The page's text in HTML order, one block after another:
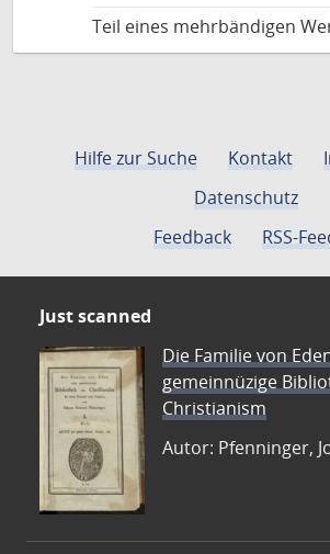
Teil eines mehrbändigen
Hilfe zur Suche Kontakt
Datenschutz
Feedback
RSS-
Just scanned
Die Familie von
gemeinnüzige
Christianism
Autor: Pfenninger,